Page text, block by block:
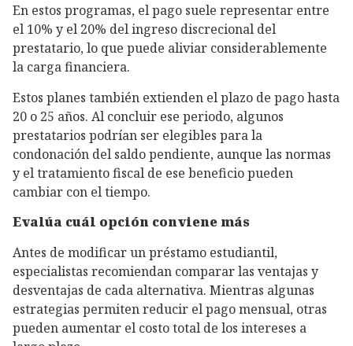
En estos programas, el pago suele representar entre
el 10% y el 20% del ingreso discrecional del
prestatario, lo que puede aliviar considerablemente
la carga financiera.
Estos planes también extienden el plazo de pago hasta
20 o 25 años. Al concluir ese periodo, algunos
prestatarios podrían ser elegibles para la
condonación del saldo pendiente, aunque las normas
y el tratamiento fiscal de ese beneficio pueden
cambiar con el tiempo.
Evalúa cuál opción conviene más
Antes de modificar un préstamo estudiantil,
especialistas recomiendan comparar las ventajas y
desventajas de cada alternativa. Mientras algunas
estrategias permiten reducir el pago mensual, otras
pueden aumentar el costo total de los intereses a